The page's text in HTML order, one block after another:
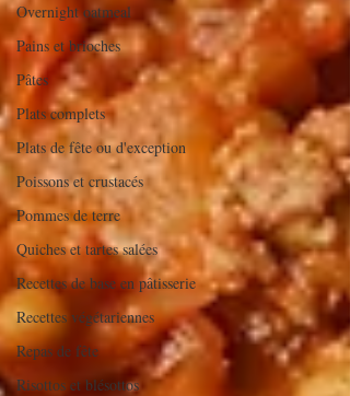
Overnight oatmeal
Pains et brioches
Pâtes
Plats complets
Plats de fête ou d'exception
Poissons et crustacés
Pommes de terre
Quiches et tartes salées
Recettes de base en pâtisserie
Recettes végétariennes
Repas de fête
Risottos et blésottos